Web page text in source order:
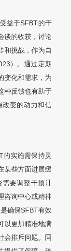
益于SFBT的干
谈的收获，讨论
和挑战，作为自
）。通过定期
变化和需求，为
种反馈也有助于
改变的动力和信
的实施需保持灵
某些方面进展缓
需要调整干预计
咨询中心或精神
确保SFBT有效
以更加精准地满
会排斥问题。同